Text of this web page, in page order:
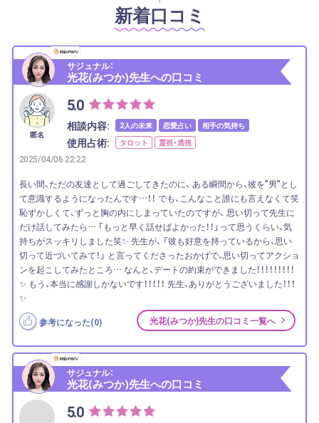
新着口コミ
サジュナル：
光花(みつか)先生への口コミ
匿名
5.0
相談内容: 2人の未来 恋愛占い 相手の気持ち
使用占術: タロット 霊視・透視
2025/04/06 22:22
長い間、ただの友達として過ごしてきたのに、 ある瞬間から、彼を"男"とし
て意識するようになったんです…！！ でも、こんなこと誰にも言えなくて笑
恥ずかしくて、ずっと胸の内にしまっていたのですが、 思い切って先生に
だけ話してみたら… 「もっと早く話せばよかった！！」って思うくらい、気
持ちがスッキリしました笑✨ 先生が、 「彼も好意を持っているから、思い
切って近づいてみて！」 と言ってくださったおかげで、思い切ってアクショ
ンを起こしてみたところ… なんと、デートの約束ができました！！！！！！！！！
✨ もう、本当に感謝しかないです！！！！！ 先生、ありがとうございました！！！
✨
参考になった(0) 光花(みつか)先生の口コミ一覧へ
サジュナル：
光花(みつか)先生への口コミ
5.0